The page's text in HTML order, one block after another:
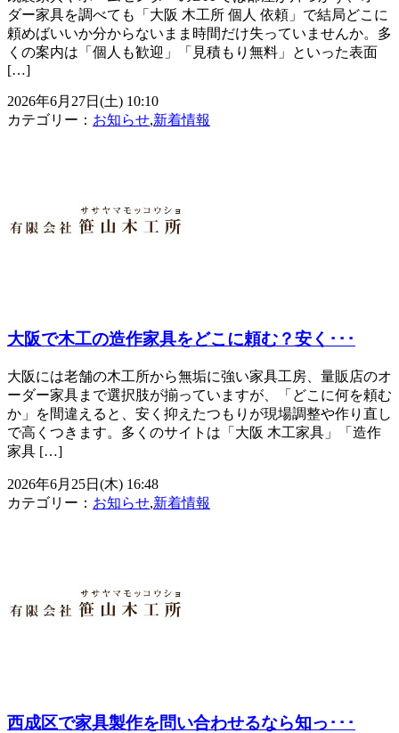
ダー家具を調べても「大阪 木工所 個人 依頼」で結局どこに
頼めばいいか分からないまま時間だけ失っていませんか。多
くの案内は「個人も歓迎」「見積もり無料」といった表面
[…]
2026年6月27日(土) 10:10
カテゴリー： お知らせ,新着情報
大阪で木工の造作家具をどこに頼む？安く･･･
大阪には老舗の木工所から無垢に強い家具工房、量販店のオ
ーダー家具まで選択肢が揃っていますが、「どこに何を頼む
か」を間違えると、安く抑えたつもりが現場調整や作り直し
で高くつきます。多くのサイトは「大阪 木工家具」「造作
家具 […]
2026年6月25日(木) 16:48
カテゴリー： お知らせ,新着情報
西成区で家具製作を問い合わせるなら知っ･･･